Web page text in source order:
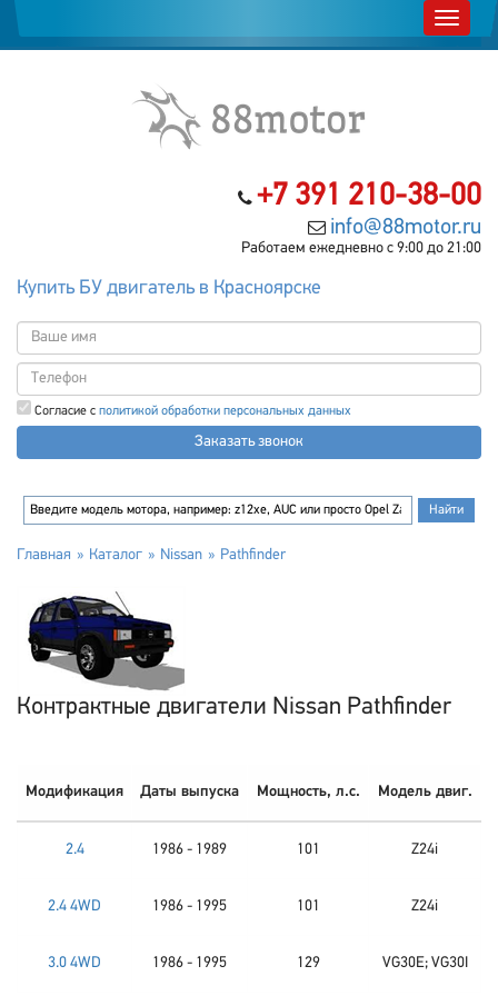
+7 391 210-38-00
info@88motor.ru
Работаем ежедневно с 9:00 до 21:00
Купить БУ двигатель в Красноярске
Согласие с политикой обработки персональных данных
Заказать звонок
Главная Каталог Nissan Pathfinder
Контрактные двигатели Nissan Pathfinder
Модификация Даты выпуска Мощность, л.с. Модель двиг.
2.4 1986 - 1989 101 Z24i
2.4 4WD 1986 - 1995 101 Z24i
3.0 4WD 1986 - 1995 129 VG30E; VG30I